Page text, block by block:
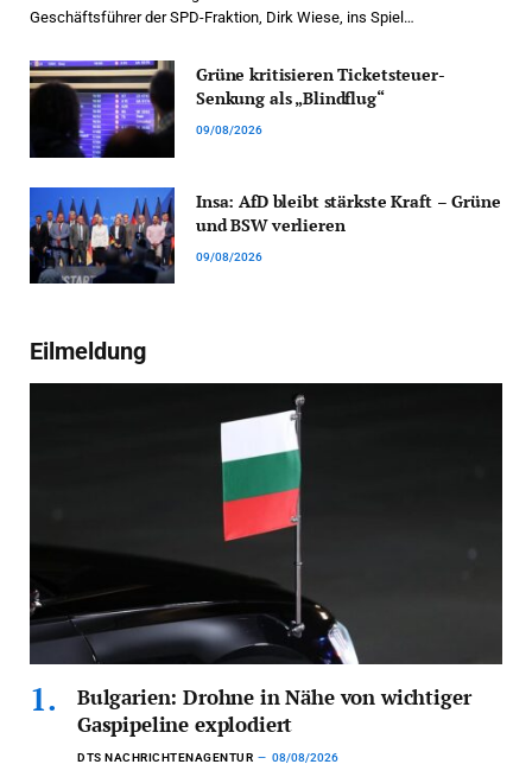
Geschäftsführer der SPD-Fraktion, Dirk Wiese, ins Spiel…
Grüne kritisieren Ticketsteuer-
Senkung als „Blindflug“
09/08/2026
Insa: AfD bleibt stärkste Kraft – Grüne
und BSW verlieren
09/08/2026
Eilmeldung
Bulgarien: Drohne in Nähe von wichtiger
Gaspipeline explodiert
DTS NACHRICHTENAGENTUR 08/08/2026